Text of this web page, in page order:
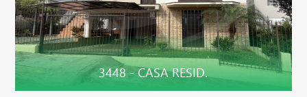
3448 - CASA RESID.